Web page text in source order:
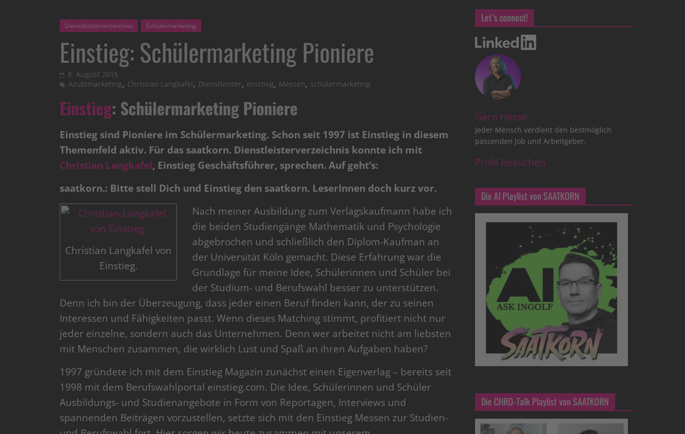
Dienstleisterverzeichnis Schülermarketing
Einstieg: Schülermarketing Pioniere
8. August 2015
Azubimarketing, Christian Langkafel, Dienstleister, einstieg, Messen, schülermarketing
Einstieg: Schülermarketing Pioniere
Einstieg sind Pioniere im Schülermarketing. Schon seit 1997 ist Einstieg in diesem
Themenfeld aktiv. Für das saatkorn. Dienstleisterverzeichnis konnte ich mit
Christian Langkafel, Einstieg Geschäftsführer, sprechen. Auf geht’s:
saatkorn.: Bitte stell Dich und Einstieg den saatkorn. LeserInnen doch kurz vor.
Christian Langkafel von
Einstieg.
Nach meiner Ausbildung zum Verlagskaufmann habe ich
die beiden Studiengänge Mathematik und Psychologie
abgebrochen und schließlich den Diplom-Kaufman an
der Universität Köln gemacht. Diese Erfahrung war die
Grundlage für meine Idee, Schülerinnen und Schüler bei
der Studium- und Berufswahl besser zu unterstützen.
Denn ich bin der Überzeugung, dass jeder einen Beruf finden kann, der zu seinen
Interessen und Fähigkeiten passt. Wenn dieses Matching stimmt, profitiert nicht nur
jeder einzelne, sondern auch das Unternehmen. Denn wer arbeitet nicht am liebsten
mit Menschen zusammen, die wirklich Lust und Spaß an ihren Aufgaben haben?
1997 gründete ich mit dem Einstieg Magazin zunächst einen Eigenverlag – bereits seit
1998 mit dem Berufswahlportal einstieg.com. Die Idee, Schülerinnen und Schüler
Ausbildungs- und Studienangebote in Form von Reportagen, Interviews und
spannenden Beiträgen vorzustellen, setzte sich mit den Einstieg Messen zur Studien-
Let’s connect!
Gero Hesse
Jeder Mensch verdient den bestmöglich
passenden Job und Arbeitgeber.
Profil besuchen
Die AI Playlist von SAATKORN
Die CHRO-Talk Playlist von SAATKORN